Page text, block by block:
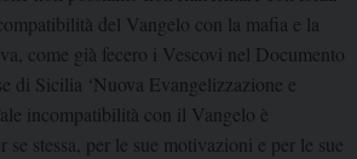
del Vangelo con la mafia e la
come già fecero i Vescovi nel Documento
di Sicilia ‘Nuova Evangelizzazione e
incompatibilità con il Vangelo è
se stessa, per le sue motivazioni e per le sue